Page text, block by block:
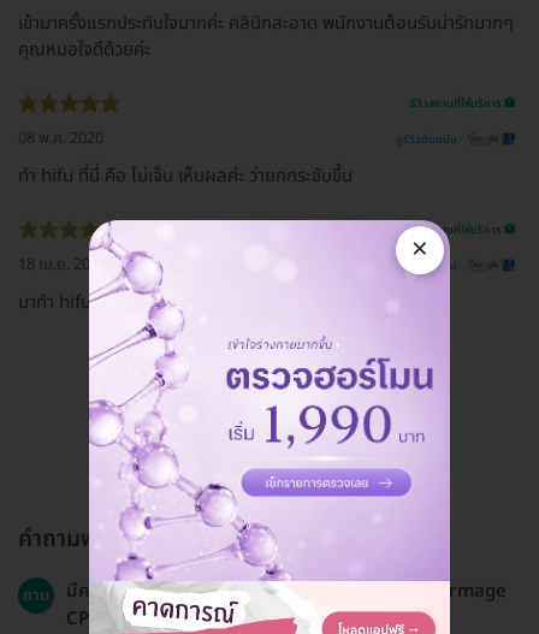
เข้ามาครั้งแรกประทับใจมากค่ะ คลินิกสะอาด พนักงานต้อนรับน่ารักมากๆ
คุณหมอใจดีด้วยค่ะ
รีวิวสถานที่ให้บริการ 🏥
08 พ.ค. 2020 ดูรีวิวต้นฉบับ
ทำ hifu ที่นี่ คือ ไม่เจ็บ เห็นผลค่ะ ว่ายกกระชับขึ้น
รีวิวสถานที่ให้บริการ 🏥
18 เม.ย. 2020 ดูรีวิวต้นฉบับ
มาทำ hifu และ ฉีดคางกับคุณหมอเจลลี่ ชอบมากกกกกก
คำถามพบบ่อย
ถาม
มีความเสี่ยงหรือผลข้างเคียงอะไรบ้างจากการทำ Thermage
CPT?
×